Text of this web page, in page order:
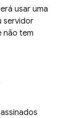
usar uma
servidor
não tem